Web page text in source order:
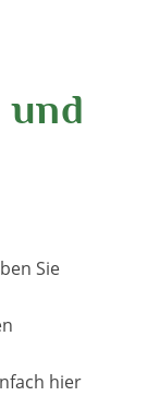
Sie
hier